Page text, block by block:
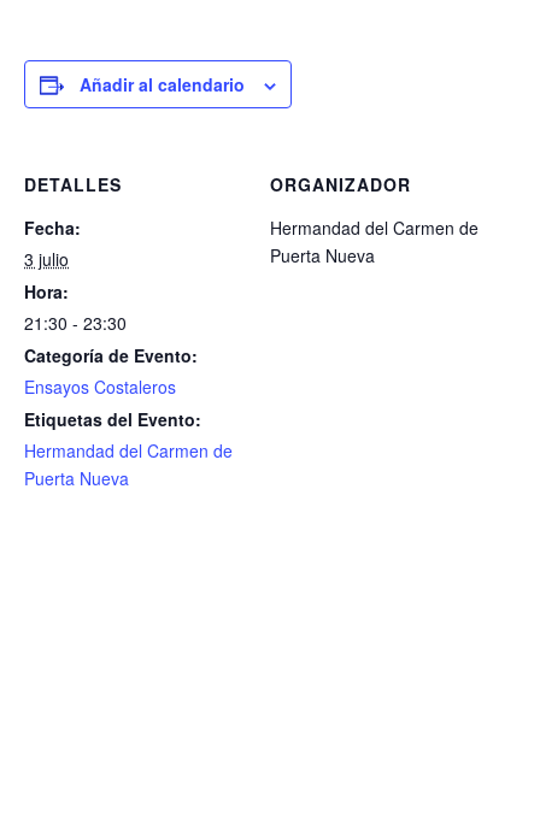
Añadir al calendario
DETALLES
Fecha:
3 julio
Hora:
21:30 - 23:30
Categoría de Evento:
Ensayos Costaleros
Etiquetas del Evento:
Hermandad del Carmen de
Puerta Nueva
ORGANIZADOR
Hermandad del Carmen de
Puerta Nueva